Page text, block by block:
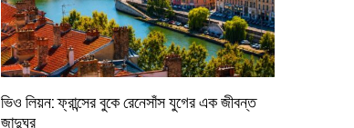
ভিও লিয়ন: ফ্রান্সের বুকে রেনেসাঁস যুগের এক জীবন্ত
জাদুঘর